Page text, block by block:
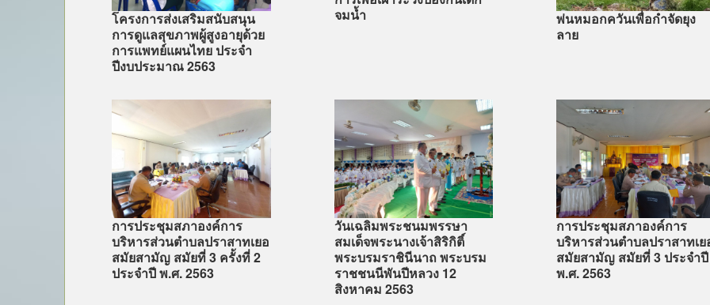
โครงการส่งเสริมสนับสนุน
การดูแลสุขภาพผู้สูงอายุด้วย
การแพทย์แผนไทย ประจำ
ปีงบประมาณ 2563
จมน้ำ
พ่นหมอกควันเพื่อกำจัดยุง
ลาย
การประชุมสภาองค์การ
บริหารส่วนตำบลปราสาทเยอ
สมัยสามัญ สมัยที่ 3 ครั้งที่ 2
ประจำปี พ.ศ. 2563
วันเฉลิมพระชนมพรรษา
สมเด็จพระนางเจ้าสิริกิติ์
พระบรมราชินีนาถ พระบรม
ราชชนนีพันปีหลวง 12
สิงหาคม 2563
การประชุมสภาองค์การ
บริหารส่วนตำบลปราสาทเย
สมัยสามัญ สมัยที่ 3 ประจำปี
พ.ศ. 2563